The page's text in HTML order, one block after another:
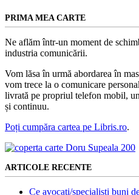
PRIMA MEA CARTE
Ne aflăm într-un moment de
industria comunicării.
Vom lăsa în urmă abordarea în
vom trece la o comunicare
livrată pe propriul telefon mobil,
și continuu.
Poți cumpăra cartea pe Libris.ro.
ARTICOLE RECENTE
Ce avocați/specialiști buni